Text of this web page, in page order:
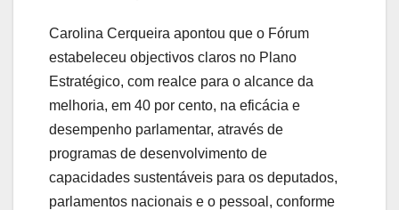
Carolina Cerqueira apontou que o Fórum
estabeleceu objectivos claros no Plano
Estratégico, com realce para o alcance da
melhoria, em 40 por cento, na eficácia e
desempenho parlamentar, através de
programas de desenvolvimento de
capacidades sustentáveis para os deputados,
parlamentos nacionais e o pessoal, conforme